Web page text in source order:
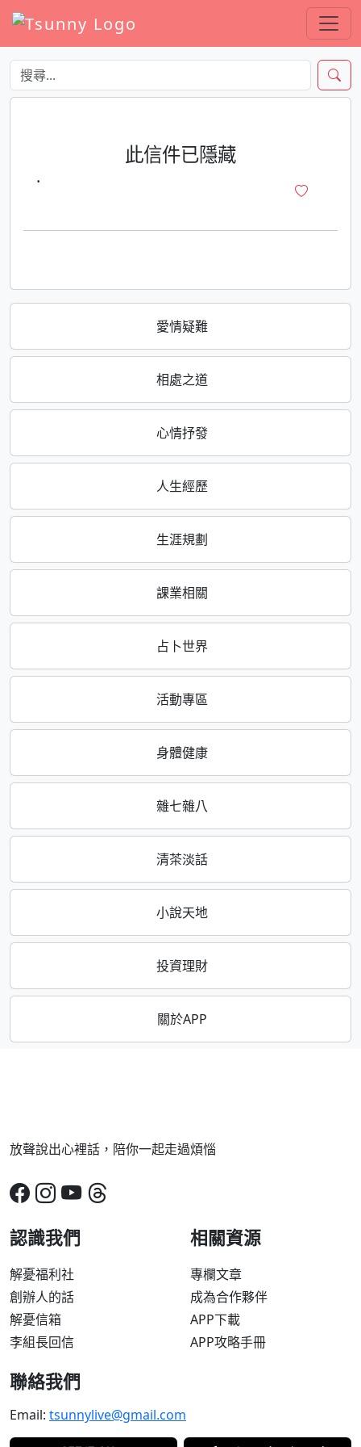
愛情疑難
相處之道
心情抒發
人生經歷
生涯規劃
課業相關
占卜世界
活動專區
身體健康
雜七雜八
清茶淡話
小說天地
投資理財
關於APP
此信件已隱藏
·
放聲說出心裡話，陪你一起走過煩惱
認識我們
解憂福利社
創辦人的話
解憂信箱
李組長回信
相關資源
專欄文章
成為合作夥伴
APP下載
APP攻略手冊
聯絡我們
Email: tsunnylive@gmail.com